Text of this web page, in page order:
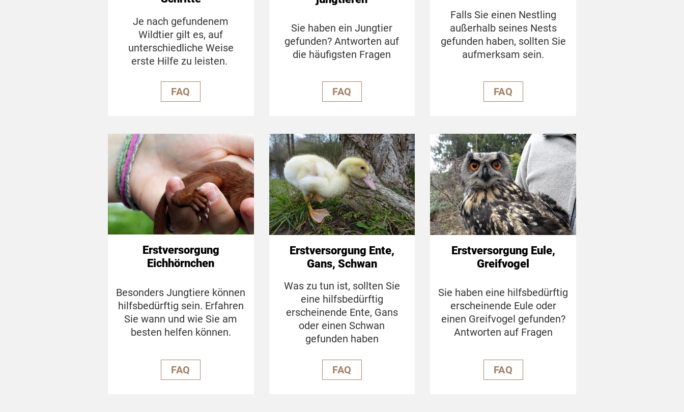
Je nach gefundenem
Wildtier gilt es, auf
unterschiedliche Weise
erste Hilfe zu leisten.
FAQ
Sie haben ein Jungtier
gefunden? Antworten auf
die häufigsten Fragen
FAQ
Falls Sie einen Nestling
außerhalb seines Nests
gefunden haben, sollten Sie
aufmerksam sein.
FAQ
Erstversorgung
Eichhörnchen
Besonders Jungtiere können
hilfsbedürftig sein. Erfahren
Sie wann und wie Sie am
besten helfen können.
FAQ
Erstversorgung Ente,
Gans, Schwan
Was zu tun ist, sollten Sie
eine hilfsbedürftig
erscheinende Ente, Gans
oder einen Schwan
gefunden haben
FAQ
Erstversorgung Eule,
Greifvogel
Sie haben eine hilfsbedürftig
erscheinende Eule oder
einen Greifvogel gefunden?
Antworten auf Fragen
FAQ